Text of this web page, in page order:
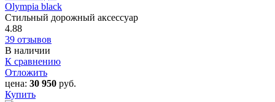
Olympia black
Стильный дорожный аксессуар
4.88
39 отзывов
В наличии
К сравнению
Отложить
цена: 30 950 руб.
Купить